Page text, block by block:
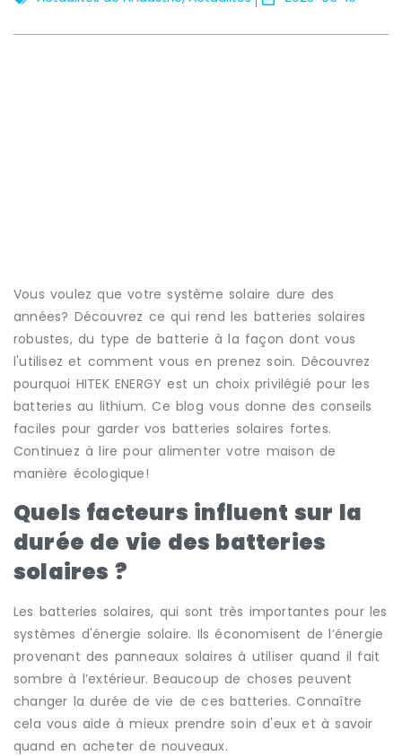
Vous voulez que votre système solaire dure des
années? Découvrez ce qui rend les batteries solaires
robustes, du type de batterie à la façon dont vous
l'utilisez et comment vous en prenez soin. Découvrez
pourquoi HITEK ENERGY est un choix privilégié pour les
batteries au lithium. Ce blog vous donne des conseils
faciles pour garder vos batteries solaires fortes.
Continuez à lire pour alimenter votre maison de
manière écologique!
Quels facteurs influent sur la
durée de vie des batteries
solaires ?
Les batteries solaires, qui sont très importantes pour les
systèmes d'énergie solaire. Ils économisent de l’énergie
provenant des panneaux solaires à utiliser quand il fait
sombre à l’extérieur. Beaucoup de choses peuvent
changer la durée de vie de ces batteries. Connaître
cela vous aide à mieux prendre soin d'eux et à savoir
quand en acheter de nouveaux.